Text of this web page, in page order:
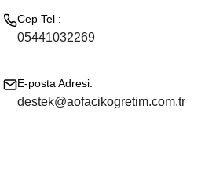
Cep Tel :
05441032269
E-posta Adresi:
destek@aofacikogretim.com.tr